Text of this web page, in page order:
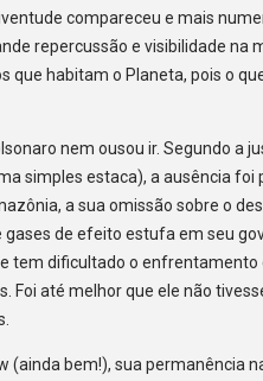
compareceu e mais
repercussão e visibilidade na
que habitam o Planeta, pois o
nem ousou ir. Segundo a
simples estaca), a ausência foi
a sua omissão sobre o
de efeito estufa em seu
tem dificultado o
Foi até melhor que ele não
(ainda bem!), sua permanência